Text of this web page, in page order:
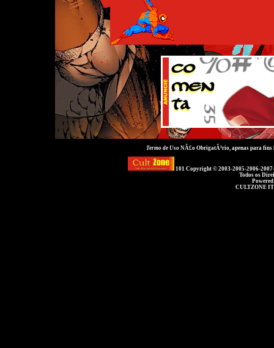
Termo de UsoNÃ£o ObrigatÃ³rio, apenas para
101 Copyright © 2003-2005-2006-
Todos os
CULTZONE